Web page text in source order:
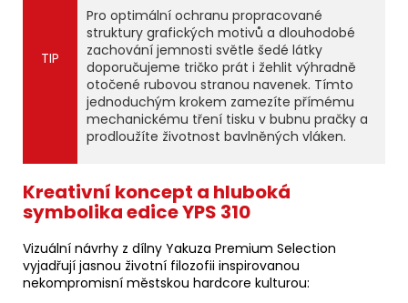
TIP
Pro optimální ochranu propracované
struktury grafických motivů a dlouhodobé
zachování jemnosti světle šedé látky
doporučujeme tričko prát i žehlit výhradně
otočené rubovou stranou navenek. Tímto
jednoduchým krokem zamezíte přímému
mechanickému tření tisku v bubnu pračky a
prodloužíte životnost bavlněných vláken.
Kreativní koncept a hluboká
symbolika edice YPS 310
Vizuální návrhy z dílny Yakuza Premium Selection
vyjadřují jasnou životní filozofii inspirovanou
nekompromisní městskou hardcore kulturou: